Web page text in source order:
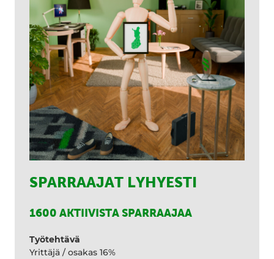
SPARRAAJAT LYHYESTI
1600 AKTIIVISTA SPARRAAJAA
Työtehtävä
Yrittäjä / osakas 16%